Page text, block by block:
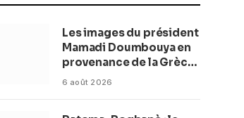
Les images du président
Mamadi Doumbouya en
provenance de la Grèce
rassurent les Guinéens
6 août 2026